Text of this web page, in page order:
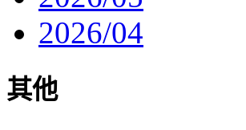
2026/04
其他